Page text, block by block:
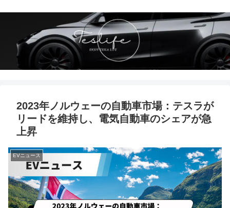
2023年ノルウェーの自動車市場：テスラが
リードを維持し、電気自動車のシェアが急
上昇
EVニュース